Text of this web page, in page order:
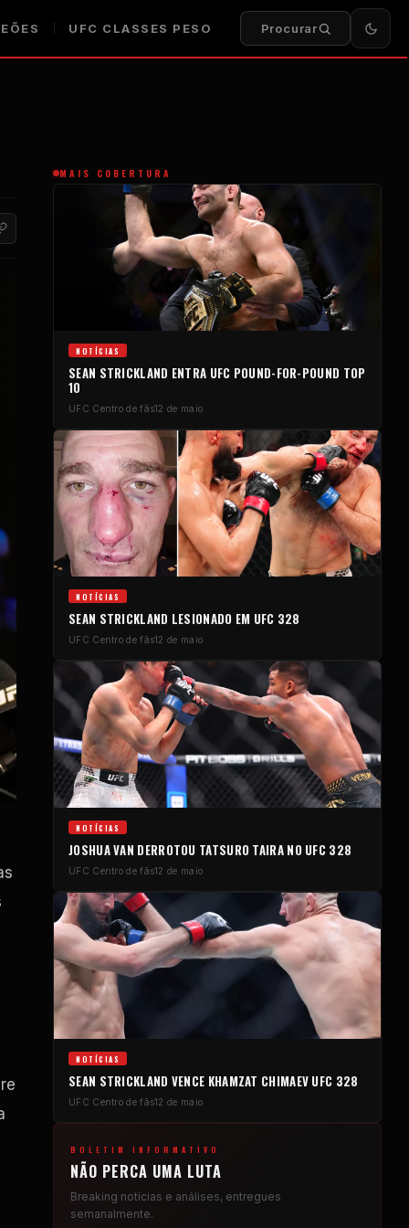
UFC CLASSES PESO Procurar
MAIS COBERTURA
NOTÍCIAS
SEAN STRICKLAND ENTRA UFC POUND-FOR-POUND TOP
10
UFC Centro de fãs12 de maio
NOTÍCIAS
SEAN STRICKLAND LESIONADO EM UFC 328
UFC Centro de fãs12 de maio
NOTÍCIAS
JOSHUA VAN DERROTOU TATSURO TAIRA NO UFC 328
UFC Centro de fãs12 de maio
NOTÍCIAS
SEAN STRICKLAND VENCE KHAMZAT CHIMAEV UFC 328
UFC Centro de fãs12 de maio
BOLETIM INFORMATIVO
NÃO PERCA UMA LUTA
Breaking notícias e análises, entregues
semanalmente.